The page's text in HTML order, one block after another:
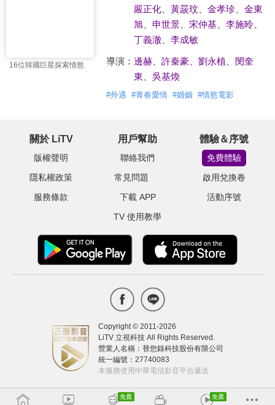
16位韓國巨星探索情慾
嚴正化、 黃晸玟、 金孝珍、 金東
旭、 申世景、 宋仲基、 李施昤、
丁義澈、 李成敏
導演： 邊赫、 許秦豪 劉永植
閔奎
東
吳基煥
#外遇 #青春愛情 #婚姻 #情慾電影
關於 LiTV
版權聲明
隱私權政策
服務條款
用戶幫助
聯絡我們
常見問題
下載 APP
TV 使用教學
體驗＆序號
免費體驗
啟用兌換卷
活動序號
Copyright © 2011-2026
LiTV 立視科技 All Rights Reserved.
營業人名稱：替您錄科技股份有限公司
統一編號：27740083
本服務使用中華電信影音平台遞送